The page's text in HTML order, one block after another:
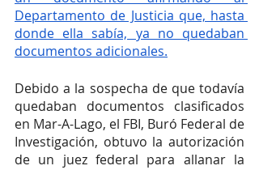
Departamento de Justicia que, hasta
donde ella sabía, ya no quedaban
documentos adicionales.
Debido a la sospecha de que todavía
quedaban documentos clasificados
en Mar-A-Lago, el FBI, Buró Federal de
Investigación, obtuvo la autorización
de un juez federal para allanar la